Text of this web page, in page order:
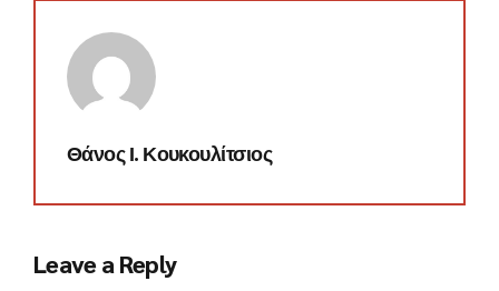
Θάνος Ι. Κουκουλίτσιος
Leave a Reply